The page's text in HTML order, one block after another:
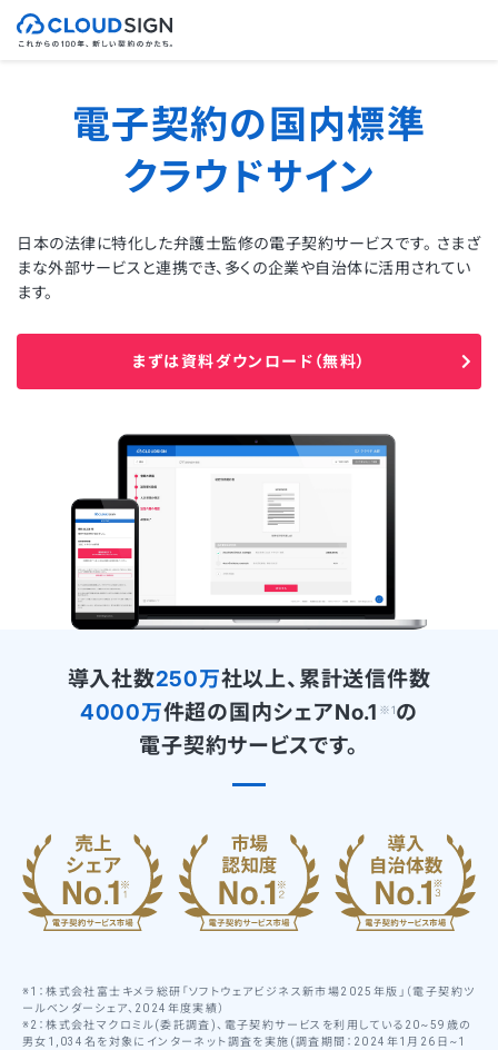
電子契約の国内標準
クラウドサイン
日本の法律に特化した弁護士監修の電子契約サービスです。 さまざ
まな外部サービスと連携でき、多くの企業や自治体に活用されてい
ます。
まずは資料ダウンロード（無料）
導入社数250万社以上、累計送信件数
4000万件超の 国内シェアNo.1 ※1の
電子契約サービスです。
※1：株式会社富士キメラ総研「ソフトウェアビジネス新市場2025年版」（電子契約ツ
ールベンダーシェア、2024年度実績）
※2：株式会社マクロミル(委託調査)、電子契約サービスを利用している20~59歳の
男女1,034名を対象にインターネット調査を実施(調査期間：2024年1月26日~1